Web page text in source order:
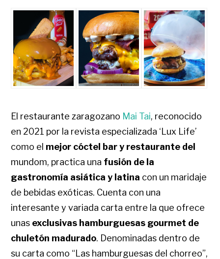
El restaurante zaragozano Mai Tai, reconocido
en 2021 por la revista especializada ‘Lux Life’
como el mejor cóctel bar y restaurante del
mundom, practica una fusión de la
gastronomía asiática y latina con un maridaje
de bebidas exóticas. Cuenta con una
interesante y variada carta entre la que ofrece
unas exclusivas hamburguesas gourmet de
chuletón madurado. Denominadas dentro de
su carta como “Las hamburguesas del chorreo”,